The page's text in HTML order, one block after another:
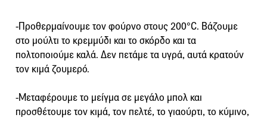
-Προθερμαίνουμε τον φούρνο στους 200°C. Βάζουμε
στο μούλτι το κρεμμύδι και το σκόρδο και τα
πολτοποιούμε καλά. Δεν πετάμε τα υγρά, αυτά κρατούν
τον κιμά ζουμερό.
-Μεταφέρουμε το μείγμα σε μεγάλο μπολ και
προσθέτουμε τον κιμά, τον πελτέ, το γιαούρτι, το κύμινο,